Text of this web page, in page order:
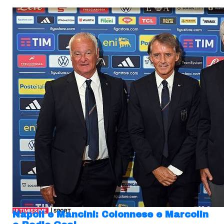
ULTIMISSIME | SPORT
Napoli e Mancini: Colonnese e Marcolin